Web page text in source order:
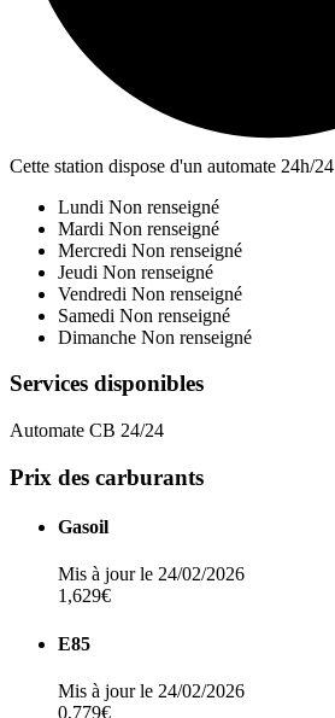
Cette station dispose d'un automate 24h/24
Lundi Non renseigné
Mardi Non renseigné
Mercredi Non renseigné
Jeudi Non renseigné
Vendredi Non renseigné
Samedi Non renseigné
Dimanche Non renseigné
Services disponibles
Automate CB 24/24
Prix des carburants
Gasoil
Mis à jour le 24/02/2026
1,629€
E85
Mis à jour le 24/02/2026
0,779€